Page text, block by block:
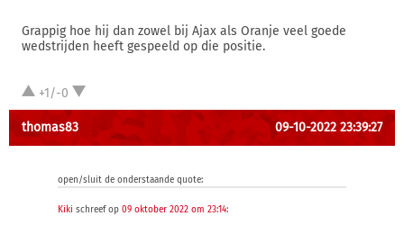
Grappig hoe hij dan zowel bij Ajax als Oranje veel goede
wedstrijden heeft gespeeld op die positie.
+1/-0
thomas83 09-10-2022 23:39:27
open/sluit de onderstaande quote:
Kiki schreef op 09 oktober 2022 om 23:14: